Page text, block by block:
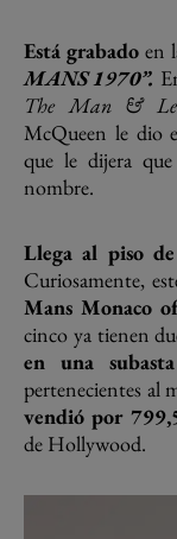
Está grabado en
MANS 1970”.
The Man &
McQueen le dio
que le dijera
nombre.
Llega al piso
Curiosamente,
Mans Monaco
cinco ya tienen
en una
pertenecientes al
vendió por
de Hollywood.